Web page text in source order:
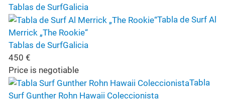
Tablas de SurfGalicia
Tabla de Surf Al
Merrick „The Rookie“
Tablas de SurfGalicia
450 €
Price is negotiable
Tabla
Surf Gunther Rohn Hawaii Coleccionista